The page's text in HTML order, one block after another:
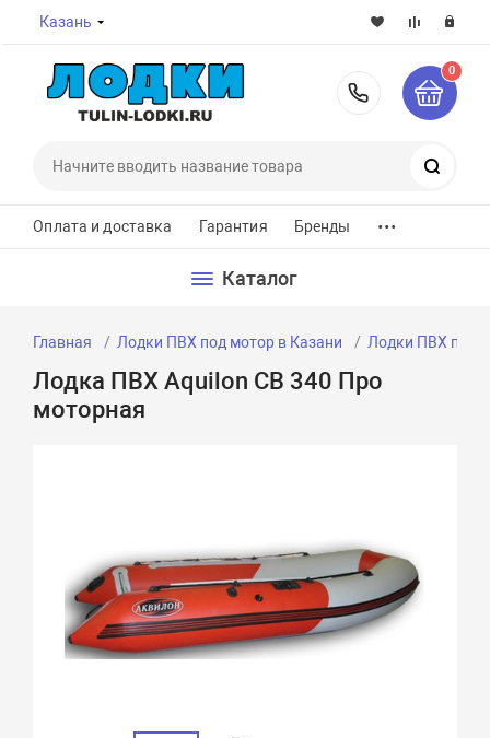
Казань
8-800-
0
Оплата и доставка Гарантия Бренды ...
Каталог
Главная Лодки ПВХ под мотор в Казани Лодки ПВХ под
Лодка ПВХ Aquilon CB 340 Про
моторная